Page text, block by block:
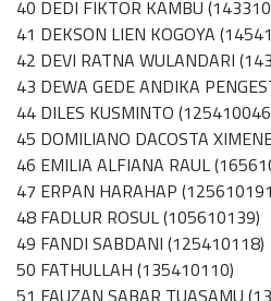
40 DEDI FIKTOR KAMBU
41 DEKSON LIEN KOGOYA
42 DEVI RATNA WULANDARI
43 DEWA GEDE ANDIKA
44 DILES KUSMINTO
45 DOMILIANO DACOSTA
46 EMILIA ALFIANA RAUL
47 ERPAN HARAHAP
48 FADLUR ROSUL (105610139)
49 FANDI SABDANI (125410118)
50 FATHULLAH (135410110)
51 FAUZAN SABAR TUASAMU